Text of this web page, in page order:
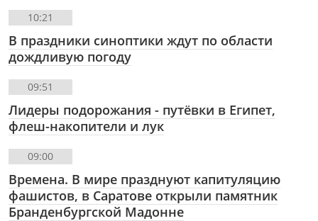
10:21
В праздники синоптики ждут по области
дождливую погоду
09:51
Лидеры подорожания - путёвки в Египет,
флеш-накопители и лук
09:00
Времена. В мире празднуют капитуляцию
фашистов, в Саратове открыли памятник
Бранденбургской Мадонне